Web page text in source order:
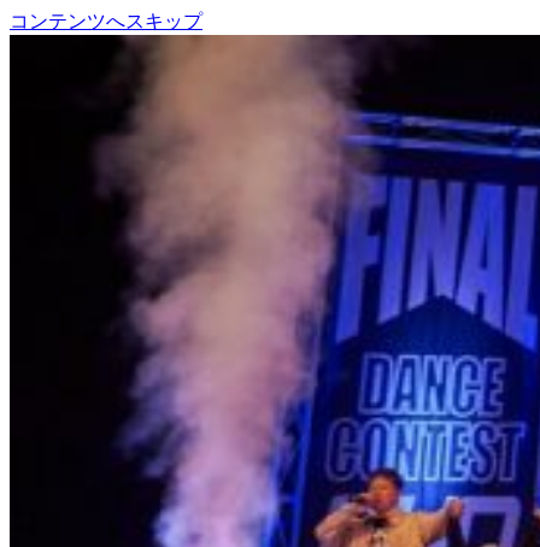
コンテンツへスキップ